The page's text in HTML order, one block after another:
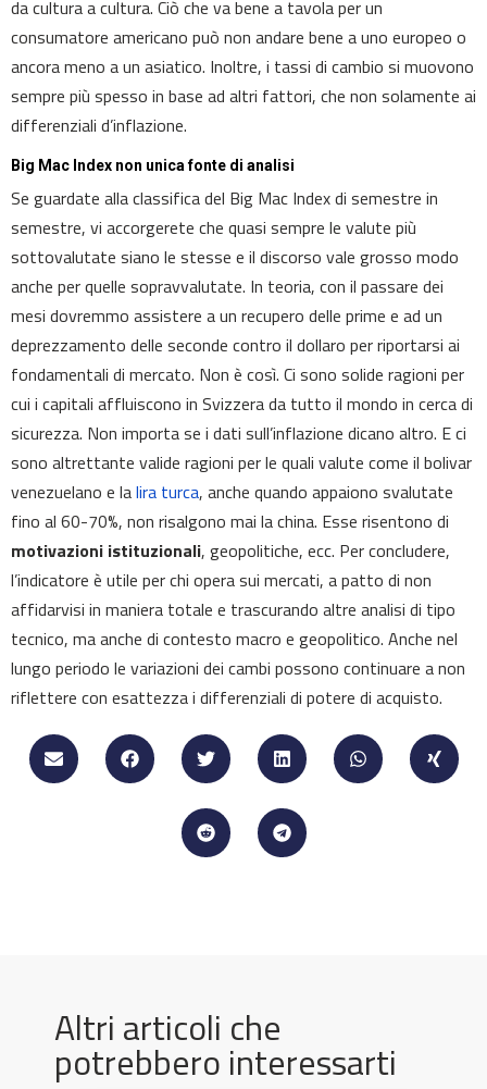
da cultura a cultura. Ciò che va bene a tavola per un
consumatore americano può non andare bene a uno europeo o
ancora meno a un asiatico. Inoltre, i tassi di cambio si muovono
sempre più spesso in base ad altri fattori, che non solamente ai
differenziali d’inflazione.
Big Mac Index non unica fonte di analisi
Se guardate alla classifica del Big Mac Index di semestre in
semestre, vi accorgerete che quasi sempre le valute più
sottovalutate siano le stesse e il discorso vale grosso modo
anche per quelle sopravvalutate. In teoria, con il passare dei
mesi dovremmo assistere a un recupero delle prime e ad un
deprezzamento delle seconde contro il dollaro per riportarsi ai
fondamentali di mercato. Non è così. Ci sono solide ragioni per
cui i capitali affluiscono in Svizzera da tutto il mondo in cerca di
sicurezza. Non importa se i dati sull’inflazione dicano altro. E ci
sono altrettante valide ragioni per le quali valute come il bolivar
venezuelano e lalira turca, anche quando appaiono svalutate
fino al 60-70%, non risalgono mai la china. Esse risentono di
motivazioni istituzionali, geopolitiche, ecc. Per concludere,
l’indicatore è utile per chi opera sui mercati, a patto di non
affidarvisi in maniera totale e trascurando altre analisi di tipo
tecnico, ma anche di contesto macro e geopolitico. Anche nel
lungo periodo le variazioni dei cambi possono continuare a non
riflettere con esattezza i differenziali di potere di acquisto.
Altri articoli che
potrebbero interessarti